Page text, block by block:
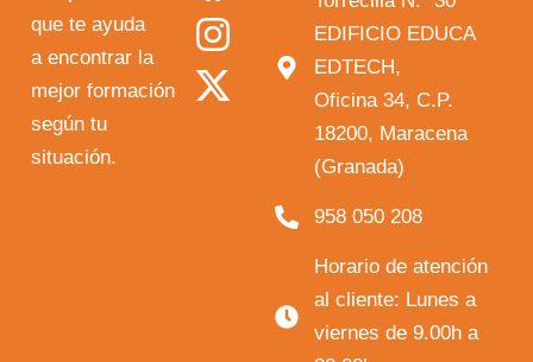
que te ayuda
a encontrar la
mejor formación
según tu
situación.
t
u
e
b
t
a
w
i
EDIFICIO EDUCA
EDTECH,
Oficina 34, C.P.
18200, Maracena
(Granada)
958 050 208
Horario de atención
al cliente: Lunes a
viernes de 9.00h a